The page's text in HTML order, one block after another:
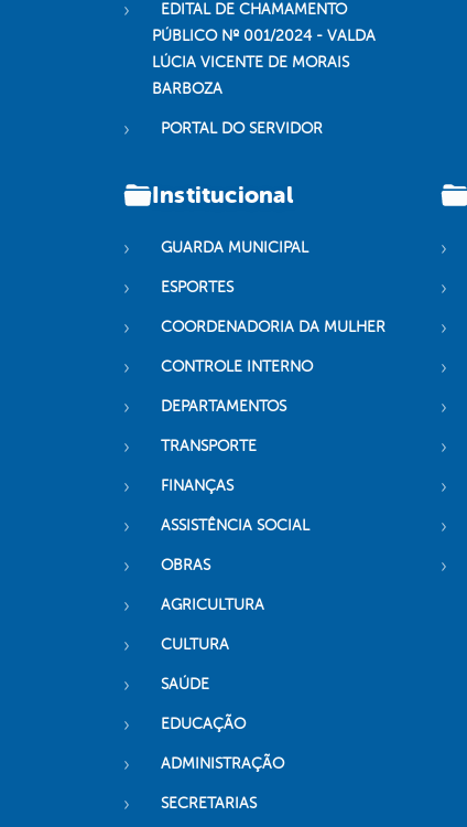
EDITAL DE CHAMAMENTO
PÚBLICO Nº 001/2024 - VALDA
LÚCIA VICENTE DE MORAIS
BARBOZA
PORTAL DO SERVIDOR
Institucional
GUARDA MUNICIPAL
ESPORTES
COORDENADORIA DA MULHER
CONTROLE INTERNO
DEPARTAMENTOS
TRANSPORTE
FINANÇAS
ASSISTÊNCIA SOCIAL
OBRAS
AGRICULTURA
CULTURA
SAÚDE
EDUCAÇÃO
ADMINISTRAÇÃO
SECRETARIAS